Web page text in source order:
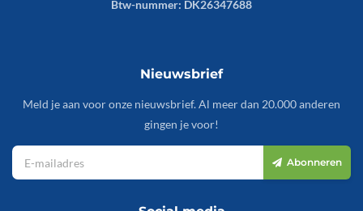
Btw-nummer: DK26347688
Nieuwsbrief
Meld je aan voor onze nieuwsbrief. Al meer dan 20.000 anderen
gingen je voor!
Abonneren